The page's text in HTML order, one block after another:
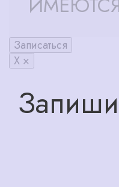
Записаться
X ×